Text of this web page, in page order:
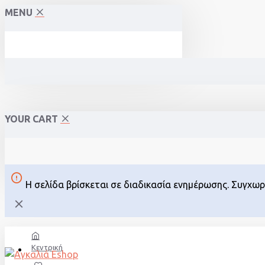
MENU
YOUR CART
Η σελίδα βρίσκεται σε διαδικασία ενημέρωσης.
Κεντρική